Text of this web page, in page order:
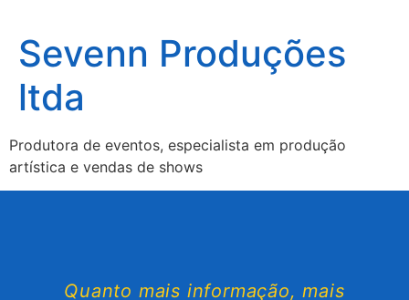
Sevenn Produções
ltda
Produtora de eventos, especialista em produção
artística e vendas de shows
Quanto mais informação, mais